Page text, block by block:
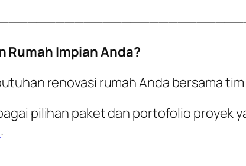
Rumah Impian Anda?
renovasi rumah Anda bersama
pilihan paket dan portofolio proyek
.